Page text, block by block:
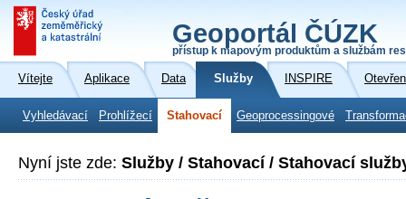
Geoportál ČÚZK
přístup k mapovým produktům a službám
Vítejte Aplikace Data Služby INSPIRE
Vyhledávací Prohlížecí Stahovací Geoprocessingové
Nyní jste zde: Služby / Stahovací / Stahovací